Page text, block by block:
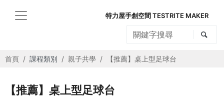
特力屋手創空間 TESTRITE MAKER
首頁 課程類別 親子共學 【推薦】桌上型足球台
【推薦】桌上型足球台